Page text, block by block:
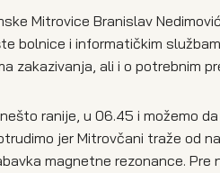
Mitrovice Branislav
bolnice i informatičkim
zakazivanja, ali i o potrebnim
ranije, u 06.45 i možemo
jer Mitrovčani traže od
magnetne rezonance.